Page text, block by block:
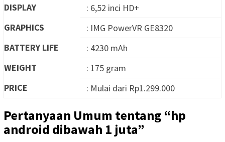
DISPLAY
: 6,52 inci HD+
GRAPHICS
: IMG PowerVR GE8320
BATTERY LIFE
: 4230 mAh
WEIGHT
: 175 gram
PRICE
: Mulai dari Rp1.299.000
Pertanyaan Umum tentang “hp
android dibawah 1 juta”